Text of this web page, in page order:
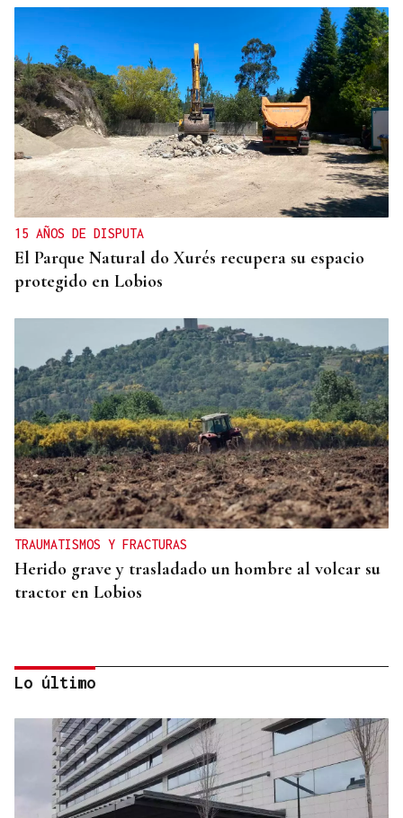
15 AÑOS DE DISPUTA
El Parque Natural do Xurés recupera su espacio
protegido en Lobios
TRAUMATISMOS Y FRACTURAS
Herido grave y trasladado un hombre al volcar su
tractor en Lobios
Lo último